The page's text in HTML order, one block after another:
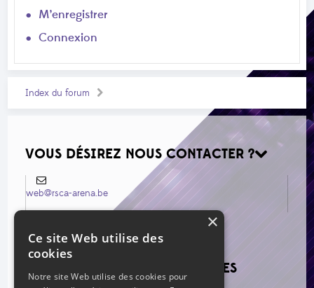
M’enregistrer
Connexion
Index du forum
VOUS DÉSIREZ NOUS CONTACTER ?
web@rsca-arena.be
VOIR LES NOUVEAUX MESSAGES
×
Ce site Web utilise des
cookies
Notre site Web utilise des cookies pour